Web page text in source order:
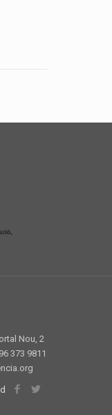
Nou, 2
373 9811